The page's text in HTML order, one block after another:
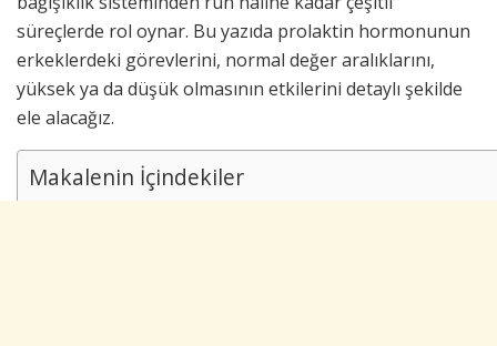
süreçlerde rol oynar. Bu yazıda prolaktin hormonunun
erkeklerdeki görevlerini, normal değer aralıklarını,
yüksek ya da düşük olmasının etkilerini detaylı şekilde
ele alacağız.
Makalenin İçindekiler